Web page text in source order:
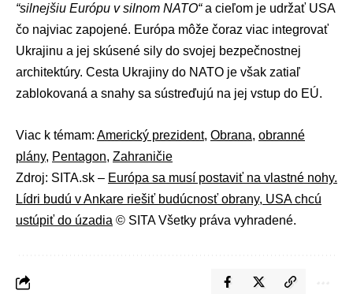
“silnejšiu Európu v silnom NATO“a cieľom je udržať USA
čo najviac zapojené. Európa môže čoraz viac integrovať
Ukrajinu a jej skúsené sily do svojej bezpečnostnej
architektúry. Cesta Ukrajiny do NATO je však zatiaľ
zablokovaná a snahy sa sústreďujú na jej vstup do EÚ.
Viac k témam: Americký prezident, Obrana, obranné
plány, Pentagon, Zahraničie
Zdroj: SITA.sk – Európa sa musí postaviť na vlastné nohy.
Lídri budú v Ankare riešiť budúcnosť obrany, USA chcú
ustúpiť do úzadia © SITA Všetky práva vyhradené.